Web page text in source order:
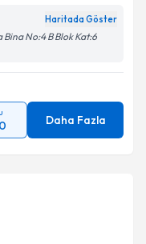
Haritada Göster
No:4 B Blok Kat:6
Daha Fazla